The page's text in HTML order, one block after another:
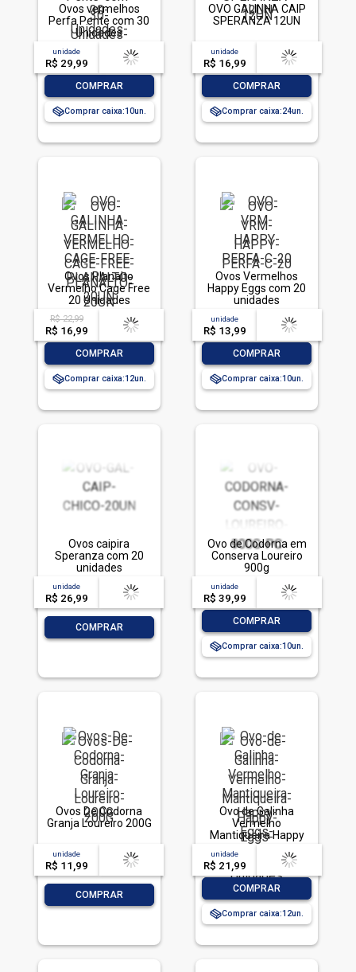
Ovos vermelhos
Perfa Pente com 30
Unidades
unidade
R$ 29,99
acima de
-- --,--un.
COMPRAR
Comprar caixa:10
OVO GALINHA CAIP
SPERANZA 12UN
unidade
R$ 16,99
acima de
-- --,--un.
COMPRAR
Comprar caixa:24
Ovos Planalto
Vermelho Cage Free
20 Unidades
R$ 22,99
R$ 16,99
acima de
-- --,--un.
COMPRAR
Comprar caixa:12
Ovos Vermelhos
Happy Eggs com 20
unidades
unidade
R$ 13,99
acima de
-- --,--un.
COMPRAR
Comprar caixa:10
Ovos caipira
Speranza com 20
unidades
unidade
R$ 26,99
acima de
-- --,--un.
COMPRAR
Ovo de Codorna em
Conserva Loureiro
900g
unidade
R$ 39,99
acima de
-- --,--un.
COMPRAR
Comprar caixa:10
Ovos De Codorna
Granja Loureiro 200G
unidade
R$ 11,99
acima de
-- --,--un.
COMPRAR
Ovo de Galinha
Vermelho
Mantiqueira Happy
Eggs Grande 30
Unidades
unidade
R$ 21,99
acima de
-- --,--un.
COMPRAR
Comprar caixa:12